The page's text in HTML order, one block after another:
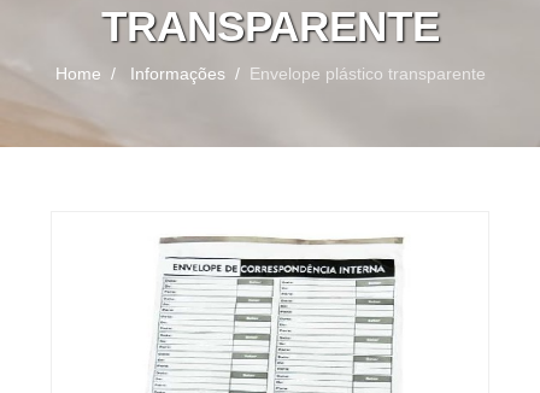
TRANSPARENTE
Home Informações Envelope plástico transparente